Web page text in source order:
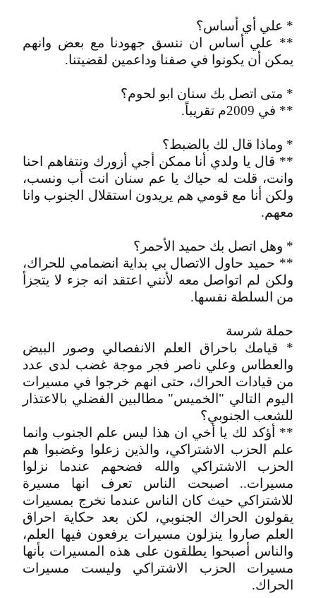
* علي أي أساس؟
** علي أساس ان ننسق جهودنا مع بعض وانهم
يمكن أن يكونوا في صفنا وداعمين لقضيتنا.
* متى اتصل بك سنان ابو لحوم؟
** في 2009م تقريباً.
* وماذا قال لك بالضبط؟
** قال يا ولدي أنا ممكن أجي أزورك ونتفاهم احنا
وانت، قلت له حياك يا عم سنان انت أب ونسب،
ولكن أنا مع قومي هم يريدون استقلال الجنوب وانا
معهم.
* وهل اتصل بك حميد الأحمر؟
** حميد حاول الاتصال بي بداية انضمامي للحراك،
ولكن لم اتواصل معه لأنني اعتقد انه جزء لا يتجزأ
من السلطة نفسها.
حملة شرسة
* قيامك باحراق العلم الانفصالي وصور البيض
والعطاس وعلي ناصر فجر موجة غضب لدى عدد
من قيادات الحراك، حتى انهم خرجوا في مسيرات
اليوم التالي "الخميس" مطالبين الفضلي بالاعتذار
للشعب الجنوبي؟
** أؤكد لك يا أخي ان هذا ليس علم الجنوب وانما
علم الحزب الاشتراكي، والذين زعلوا وغضبوا هم
الحزب الاشتراكي والله فضحهم عندما نزلوا
مسيرات.. اصبحت الناس تعرف انها مسيرة
للاشتراكي حيث كان الناس عندما نخرج بمسيرات
يقولون الحراك الجنوبي، لكن بعد حكاية احراق
العلم صاروا ينزلون مسيرات يرفعون فيها العلم،
والناس أصبحوا يطلقون على هذه المسيرات بأنها
مسيرات الحزب الاشتراكي وليست مسيرات
الحراك.